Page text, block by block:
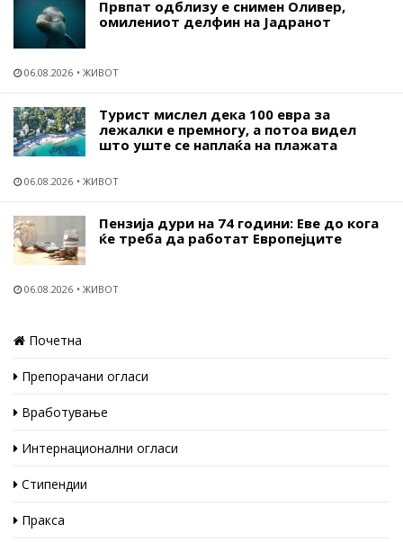
Првпат одблизу е снимен Оливер,
омилениот делфин на Јадранот
06.08.2026 ЖИВОТ
Турист мислел дека 100 евра за
лежалки е премногу, а потоа видел
што уште се наплаќа на плажата
06.08.2026 ЖИВОТ
Пензија дури на 74 години: Еве до кога
ќе треба да работат Европејците
06.08.2026 ЖИВОТ
Почетна
Препорачани огласи
Вработување
Интернационални огласи
Стипендии
Пракса